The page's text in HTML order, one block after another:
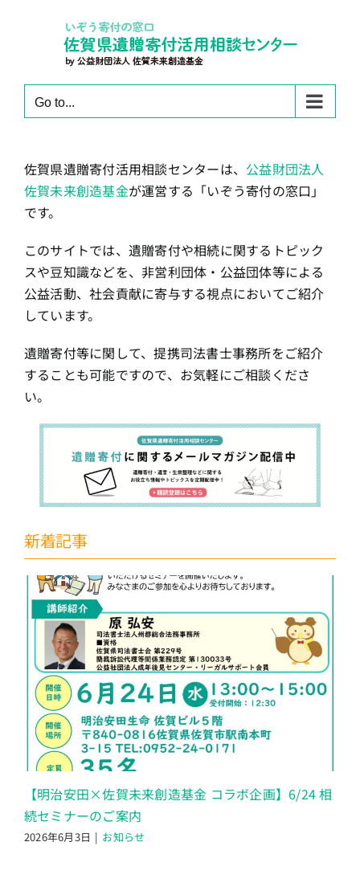
Go to...
佐賀県遺贈寄付活用相談センターは、 公益財団法人
佐賀未来創造基金が運営する「いぞう寄付の窓口」
です。
このサイトでは、遺贈寄付や相続に関するトピック
スや豆知識などを、非営利団体・公益団体等による
公益活動、社会貢献に寄与する視点においてご紹介
しています。
遺贈寄付等に関して、提携司法書士事務所をご紹介
することも可能ですので、お気軽にご相談くださ
い。
新着記事
【明治安田×佐賀未来創造基金 コラボ企画】6/24 相
続セミナーのご案内
2026年6月3日 | お知らせ